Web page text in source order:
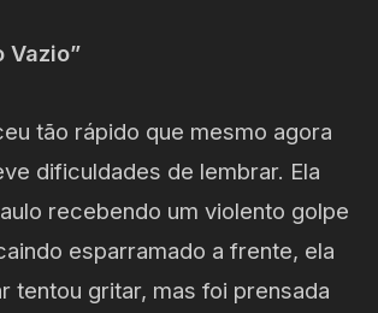
Vazio”
tão rápido que mesmo agora
dificuldades de lembrar. Ela
recebendo um violento golpe
esparramado a frente, ela
tentou gritar, mas foi prensada